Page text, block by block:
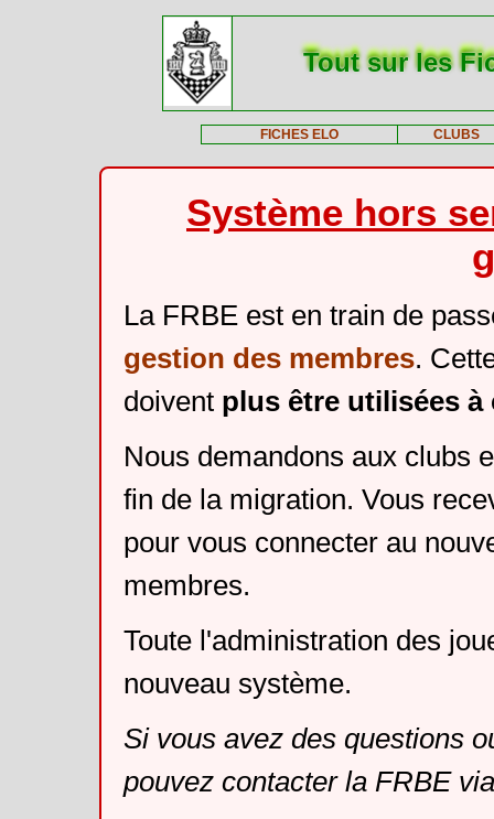
Tout sur les
FICHES ELO CLUBS
Système hors
La FRBE est en train de
gestion des membres.
doivent plus être utilisées
Nous demandons aux clubs
fin de la migration. Vous
pour vous connecter au
membres.
Toute l'administration des
nouveau système.
Si vous avez des questions
pouvez contacter la FRBE